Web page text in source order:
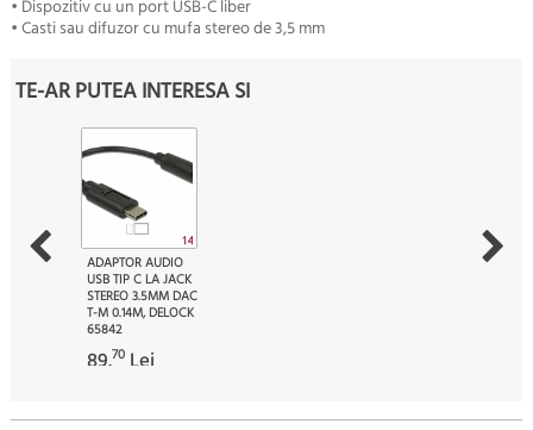
• Dispozitiv cu un port USB-C liber
• Casti sau difuzor cu mufa stereo de 3,5 mm
TE-AR PUTEA INTERESA SI
ADAPTOR AUDIO
USB TIP C LA JACK
STEREO 3.5MM DAC
T-M 0.14M, DELOCK
65842
89.70 Lei